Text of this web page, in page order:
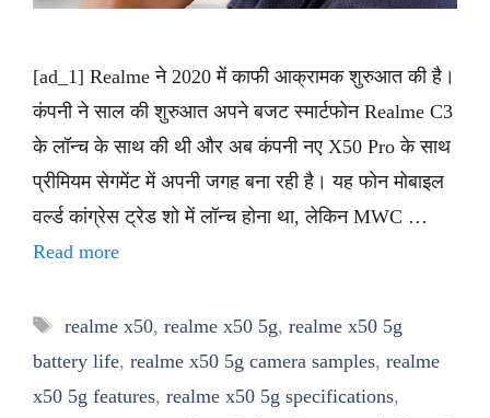
[ad_1] Realme ने 2020 में काफी आक्रामक शुरुआत की है।
कंपनी ने साल की शुरुआत अपने बजट स्मार्टफोन Realme C3
के लॉन्च के साथ की थी और अब कंपनी नए X50 Pro के साथ
प्रीमियम सेगमेंट में अपनी जगह बना रही है। यह फोन मोबाइल
वर्ल्ड कांग्रेस ट्रेड शो में लॉन्च होना था, लेकिन MWC …
Read more
Tags
realme x50, realme x50 5g, realme x50 5g
battery life, realme x50 5g camera samples, realme
x50 5g features, realme x50 5g specifications,